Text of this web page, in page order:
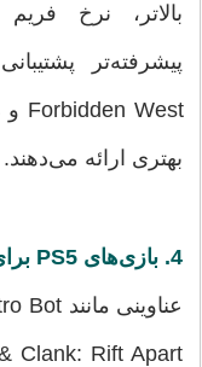
بهتری ارائه می‌دهند.
4. بازی‌های PS5 برای کودکان کدام‌اند؟